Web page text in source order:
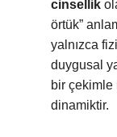
cinsellik
örtük”
yalnızca
duygusal
bir çekimle
dinamiktir.